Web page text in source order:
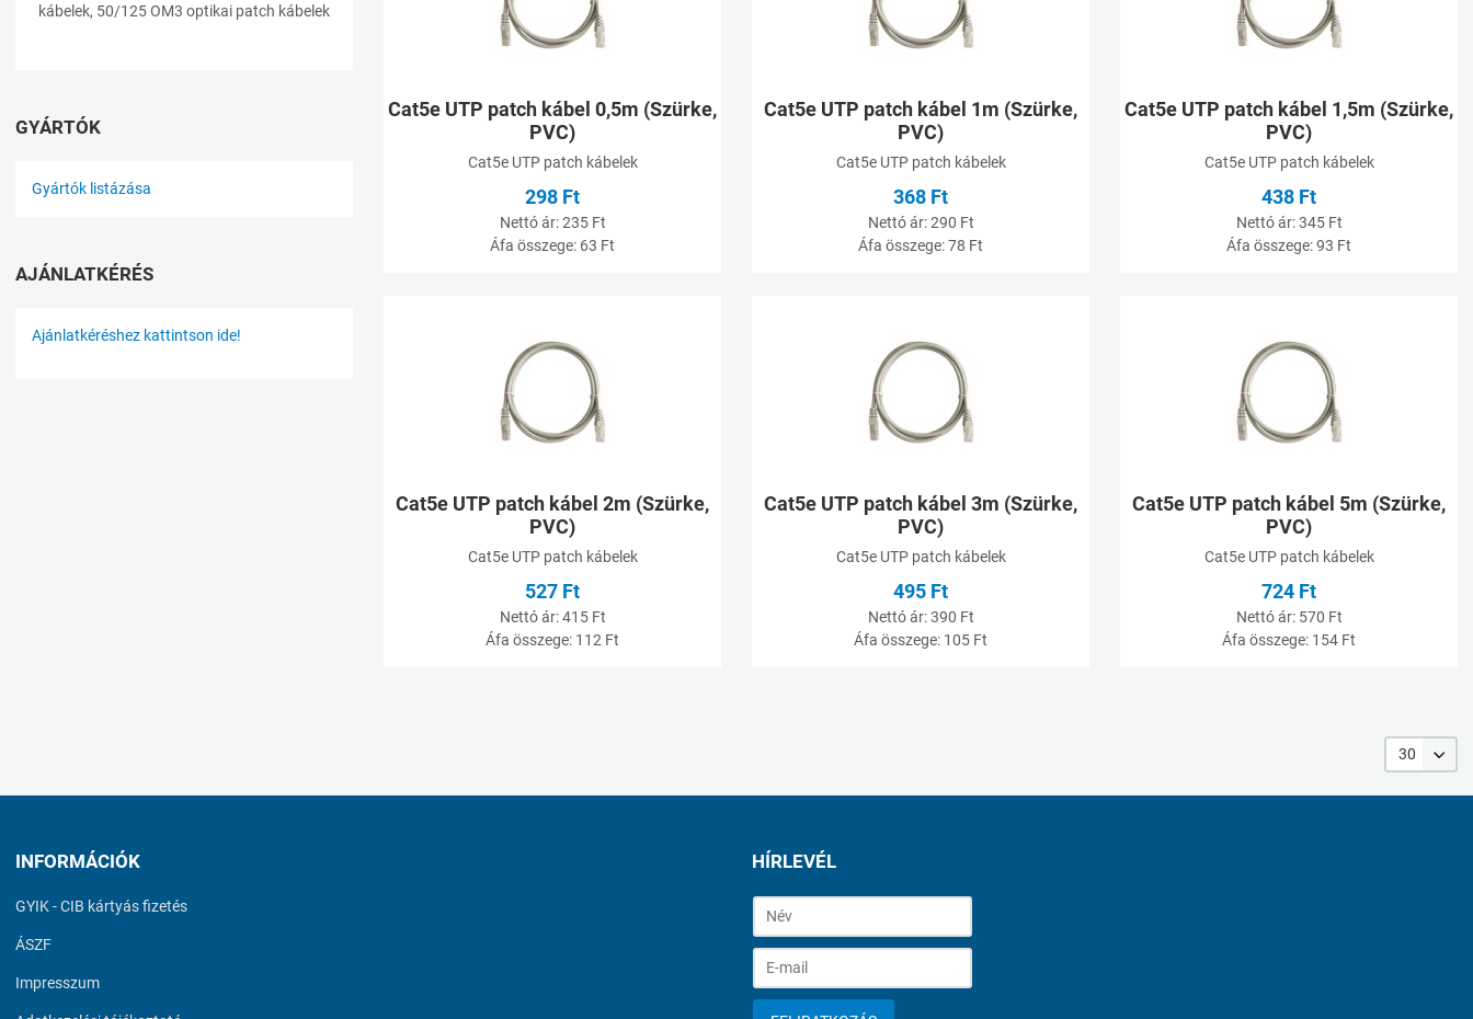
kábelek, 50/125 OM3 optikai patch kábelek
GYÁRTÓK
Gyártók listázása
AJÁNLATKÉRÉS
Ajánlatkéréshez kattintson ide!
Cat5e UTP patch kábel 0,5m (Szürke,
PVC)
Cat5e UTP patch kábelek
298 Ft
Nettó ár:235 Ft
Áfa összege: 63 Ft
Cat5e UTP patch kábel 1m (Szürke,
PVC)
Cat5e UTP patch kábelek
368 Ft
Nettó ár:290 Ft
Áfa összege:78 Ft
Cat5e UTP patch kábel 1,5m (Szürke,
PVC)
Cat5e UTP patch kábelek
438 Ft
Nettó ár:345 Ft
Áfa összege:93 Ft
Összehasonlításhoz adom
Cat5e UTP patch kábel 2m (Szürke,
PVC)
Cat5e UTP patch kábelek
527 Ft
Nettó ár:415 Ft
Áfa összege: 112 Ft
Összehasonlításhoz adom
Cat5e UTP patch kábel 3m (Szürke,
PVC)
Cat5e UTP patch kábelek
495 Ft
Nettó ár:390 Ft
Áfa összege: 105 Ft
Cat5e UTP patch kábel 5m (Szürke,
PVC)
Cat5e UTP patch kábelek
724 Ft
Nettó ár: 570 Ft
Áfa összege: 154 Ft
30
INFORMÁCIÓK
GYIK - CIB kártyás fizetés
ÁSZF
Impresszum
HÍRLEVÉL